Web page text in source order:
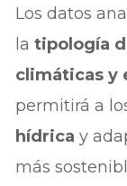
Los datos
latipología
climáticas y
permitirá a
hídrica y
más